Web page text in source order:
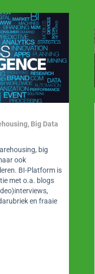
Big Data
big
ook
BI-Platform is
met o.a. blogs
en fraaie